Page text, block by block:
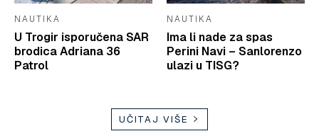
NAUTIKA
U Trogir isporučena SAR
brodica Adriana 36
Patrol
NAUTIKA
Ima li nade za spas
Perini Navi – Sanlorenzo
ulazi u TISG?
UČITAJ VIŠE